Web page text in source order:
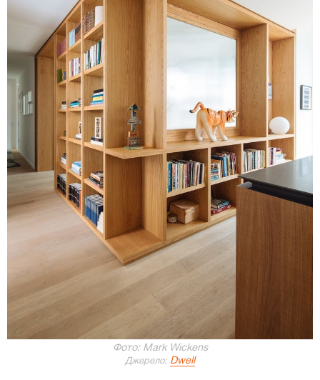
Фото: Mark Wickens
Джерело: Dwell